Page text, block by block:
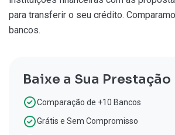
para transferir o seu crédito.
bancos.
Baixe a Sua Prestação
Comparação de +10 Bancos
Grátis e Sem Compromisso